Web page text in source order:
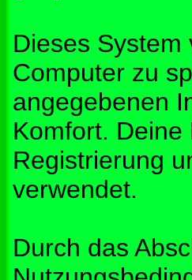
Dieses
Computer zu
angegebenen
Komfort.
Registrierung
verwendet.
Durch das